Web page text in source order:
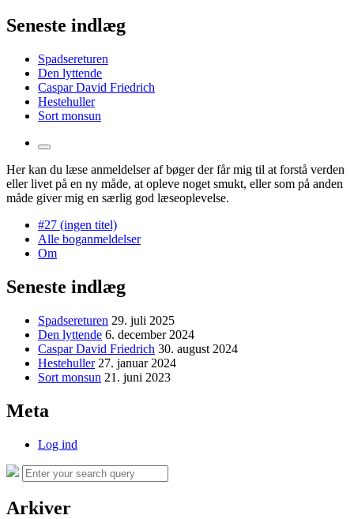
Seneste indlæg
Spadsereturen
Den lyttende
Caspar David Friedrich
Hestehuller
Sort monsun
Toggle
the
search
field
Her kan du læse anmeldelser af bøger der får mig til at forstå verden
eller livet på en ny måde, at opleve noget smukt, eller som på anden
måde giver mig en særlig god læseoplevelse.
#27 (ingen titel)
Alle boganmeldelser
Om
Seneste indlæg
Spadsereturen 29. juli 2025
Den lyttende 6. december 2024
Caspar David Friedrich 30. august 2024
Hestehuller 27. januar 2024
Sort monsun 21. juni 2023
Meta
Log ind
Search
for:
Search
Arkiver